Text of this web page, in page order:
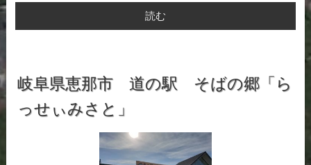
読む
岐阜県恵那市 道の駅 そばの郷「ら
っせぃみさと」